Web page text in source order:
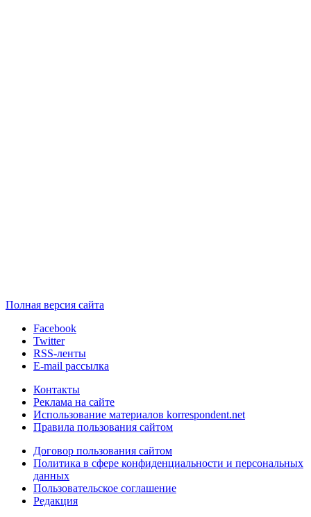
Полная версия сайта
Facebook
Twitter
RSS-ленты
E-mail рассылка
Контакты
Реклама на сайте
Использование материалов korrespondent.net
Правила пользования сайтом
Договор пользования сайтом
Политика в сфере конфиденциальности и персональных
данных
Пользовательское соглашение
Редакция